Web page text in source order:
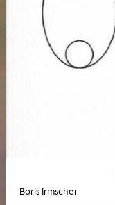
Boris Irmscher